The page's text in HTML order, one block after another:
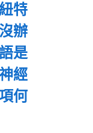
特
辦
是
經
何